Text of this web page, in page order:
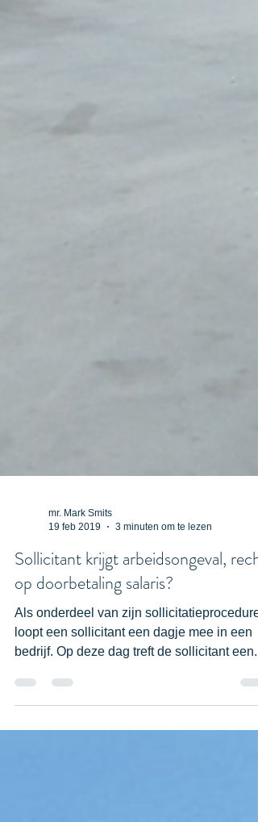
mr. Mark Smits
19 feb 2019
3 minuten om te lezen
Sollicitant krijgt arbeidsongeval, recht
op doorbetaling salaris?
loopt een sollicitant een dagje mee in een
bedrijf. Op deze dag treft de sollicitant een...